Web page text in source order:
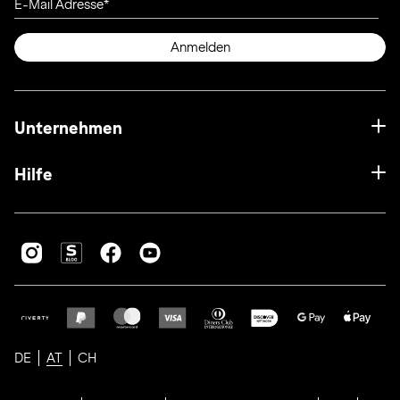
E-Mail Adresse
Anmelden
Unternehmen
Hilfe
DE AT CH